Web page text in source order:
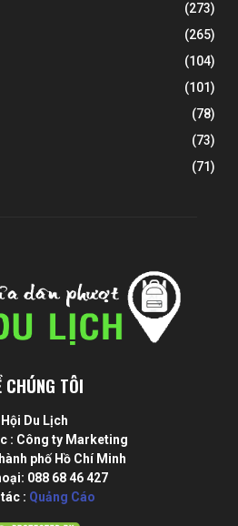
(273)
(265)
(104)
(101)
(78)
(73)
(71)
CHÚNG TÔI
Hội Du Lịch
: Công ty Marketing
phố Hồ Chí Minh
088 68 46 427
tác : Quảng Cáo